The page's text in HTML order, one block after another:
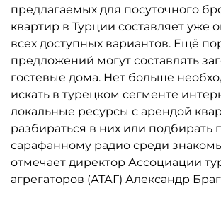
предлагаемых для посуточного
квартир в Турции составляет уже
всех доступных вариантов. Ещё
предложений могут составлять
гостевые дома. Нет больше
искать в турецком сегменте
локальные ресурсы с арендой
разбираться в них или подбирать
сарафанному радио среди
отмечает директор Ассоциации
агрегаторов (АТАГ) Александр